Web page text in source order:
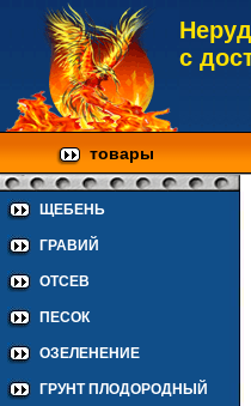
с
товары
ЩЕБЕНЬ
ГРАВИЙ
ОТСЕВ
ПЕСОК
ОЗЕЛЕНЕНИЕ
ГРУНТ ПЛОДОРОДНЫЙ